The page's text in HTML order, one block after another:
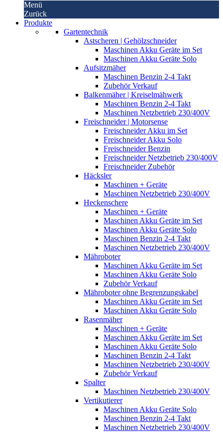
Menü
Zurück
Produkte
Gartentechnik
Astscheren | Gehölzschneider
Maschinen Akku Geräte im Set
Maschinen Akku Geräte Solo
Aufsitzmäher
Maschinen Benzin 2-4 Takt
Zubehör Verkauf
Balkenmäher | Kreiselmähwerk
Maschinen Benzin 2-4 Takt
Maschinen Netzbetrieb 230/400V
Freischneider | Motorsense
Freischneider Akku im Set
Freischneider Akku Solo
Freischneider Benzin
Freischneider Netzbetrieb 230/400V
Freischneider Zubehör
Häcksler
Maschinen + Geräte
Maschinen Netzbetrieb 230/400V
Heckenschere
Maschinen + Geräte
Maschinen Akku Geräte im Set
Maschinen Akku Geräte Solo
Maschinen Benzin 2-4 Takt
Maschinen Netzbetrieb 230/400V
Mähroboter
Maschinen Akku Geräte im Set
Maschinen Akku Geräte Solo
Zubehör Verkauf
Mähroboter ohne Begrenzungskabel
Maschinen Akku Geräte im Set
Maschinen Akku Geräte Solo
Rasenmäher
Maschinen + Geräte
Maschinen Akku Geräte im Set
Maschinen Akku Geräte Solo
Maschinen Benzin 2-4 Takt
Maschinen Netzbetrieb 230/400V
Zubehör Verkauf
Spalter
Maschinen Netzbetrieb 230/400V
Vertikutierer
Maschinen Akku Geräte Solo
Maschinen Benzin 2-4 Takt
Maschinen Netzbetrieb 230/400V